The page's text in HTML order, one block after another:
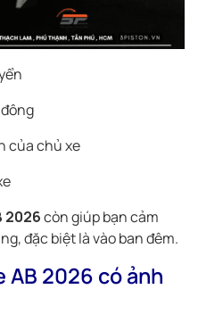
của chủ xe
2026còn giúp bạn cảm
đặc biệt là vào ban đêm.
AB 2026 có ảnh